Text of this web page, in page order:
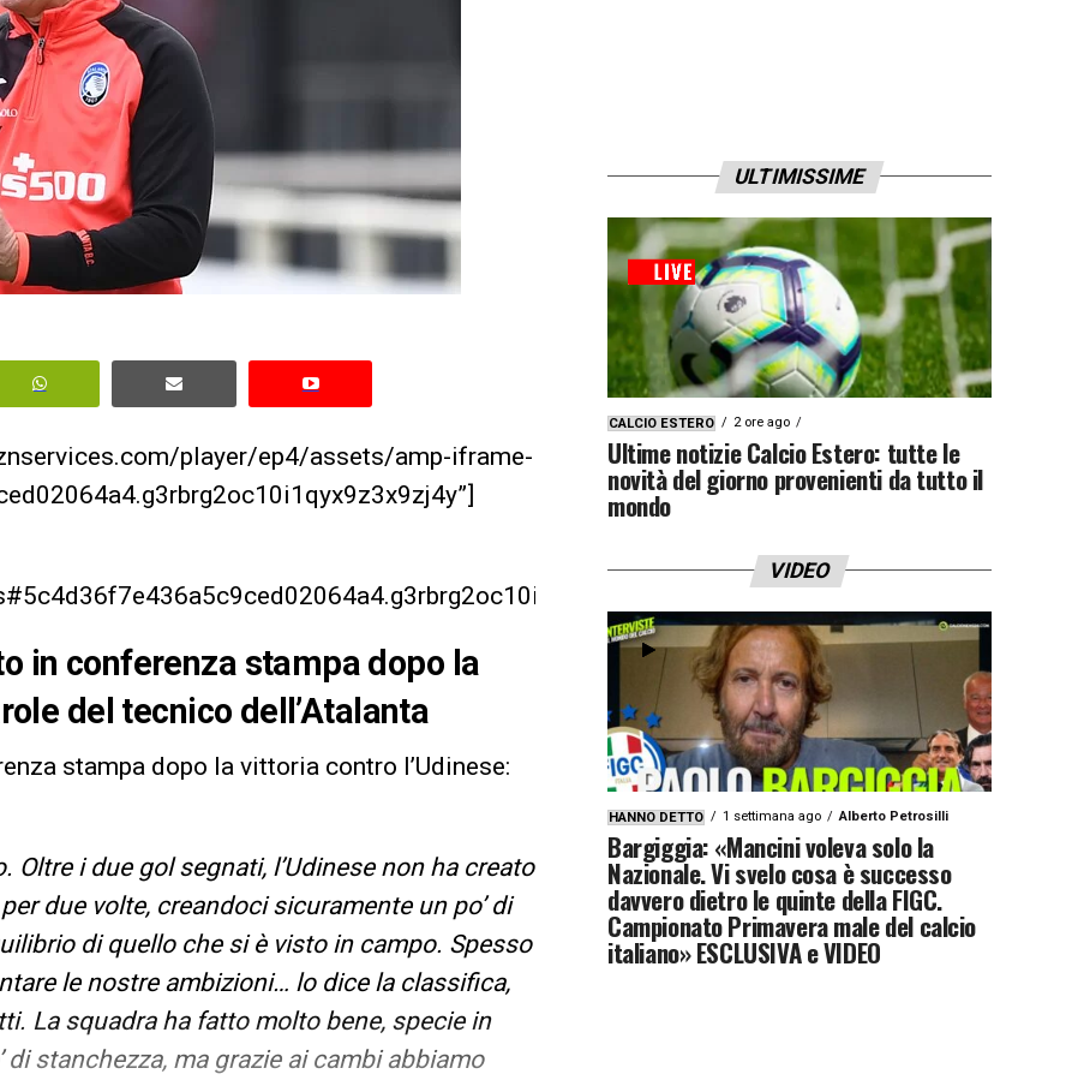
player/ep4/assets/amp-iframe-
in conferenza stampa dopo la
del tecnico dell’Atalanta
stampa dopo la vittoria contro l’Udinese:
Oltre i due gol segnati, l’Udinese non ha creato
due volte, creandoci sicuramente un po’ di
di quello che si è visto in campo. Spesso
le nostre ambizioni… lo dice la classifica,
La squadra ha fatto molto bene, specie in
stanchezza, ma grazie ai cambi abbiamo
ULTIMISSIME
CALCIO ESTERO 2 ore ago
Ultime notizie Calcio Estero: tutte le
novità del giorno provenienti da tutto il
mondo
VIDEO
HANNO DETTO 1 settimana ago Alberto Petrosilli
Bargiggia: «Mancini voleva solo la
Nazionale. Vi svelo cosa è successo
davvero dietro le quinte della FIGC.
Campionato Primavera male del calcio
italiano» ESCLUSIVA e VIDEO